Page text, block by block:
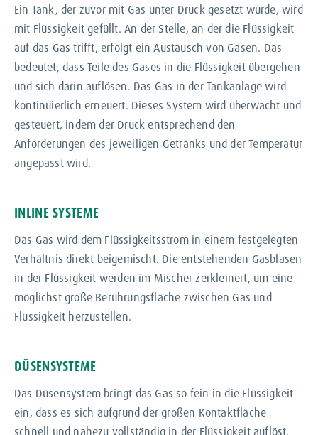
Ein Tank, der zuvor mit Gas unter Druck gesetzt wurde, wird
mit Flüssigkeit gefüllt. An der Stelle, an der die Flüssigkeit
auf das Gas trifft, erfolgt ein Austausch von Gasen. Das
bedeutet, dass Teile des Gases in die Flüssigkeit übergehen
und sich darin auflösen. Das Gas in der Tankanlage wird
kontinuierlich erneuert. Dieses System wird überwacht und
gesteuert, indem der Druck entsprechend den
Anforderungen des jeweiligen Getränks und der Temperatur
angepasst wird.
INLINE SYSTEME
Das Gas wird dem Flüssigkeitsstrom in einem festgelegten
Verhältnis direkt beigemischt. Die entstehenden Gasblasen
in der Flüssigkeit werden im Mischer zerkleinert, um eine
möglichst große Berührungsfläche zwischen Gas und
Flüssigkeit herzustellen.
DÜSENSYSTEME
Das Düsensystem bringt das Gas so fein in die Flüssigkeit
ein, dass es sich aufgrund der großen Kontaktfläche
schnell und nahezu vollständig in der Flüssigkeit auflöst.